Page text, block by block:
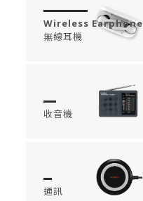
Wireless Earphone
無線耳機
收音機
通訊